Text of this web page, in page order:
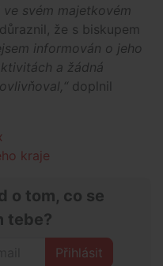
ve svém majetkovém
že s biskupem
informován o jeho
a žádná
doplnil
kraje
o tom, co se
tebe?
Přihlásit